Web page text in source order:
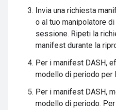
Invia una richiesta
o al tuo manipolatore
sessione. Ripeti la
manifest durante la
Per i manifest DASH,
modello di periodo per
Per i manifest DASH,
modello di periodo.